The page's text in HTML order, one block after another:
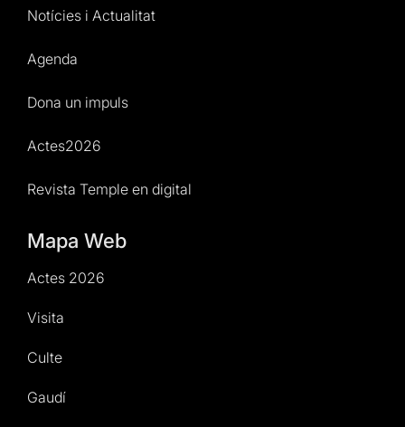
Notícies i Actualitat
Agenda
Dona un impuls
Actes2026
Revista Temple en digital
Mapa Web
Actes 2026
Visita
Culte
Gaudí